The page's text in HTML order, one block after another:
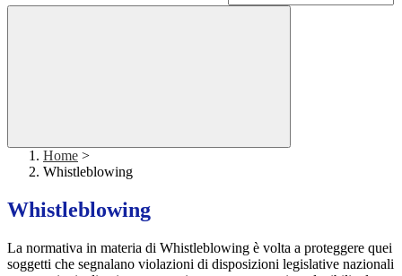
Home >
Whistleblowing
Whistleblowing
La normativa in materia di Whistleblowing è volta a proteggere quei
soggetti che segnalano violazioni di disposizioni legislative nazionali